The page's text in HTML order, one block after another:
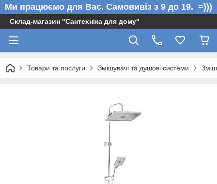
Ми працюємо для Вас. Самовивіз з 9 до 19. =)))
Склад-магазин "Сантехніка для дому"
Товари та послуги Змішувачі та душові системи